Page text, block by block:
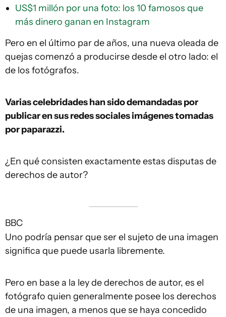
US$1 millón por una foto: los 10 famosos que
más dinero ganan en Instagram
Pero en el último par de años, una nueva oleada de
quejas comenzó a producirse desde el otro lado: el
de los fotógrafos.
Varias celebridades hansidodemandadaspor
publicar en sus redes socialesimágenestomadas
porpaparazzi.
¿En qué consisten exactamente estas disputas de
derechos de autor?
BBC
Uno podría pensar que ser el sujeto de una imagen
significa que puede usarla libremente.
Pero en base a la ley de derechos de autor, es el
fotógrafo quien generalmente posee los derechos
de una imagen, a menos que se haya concedido